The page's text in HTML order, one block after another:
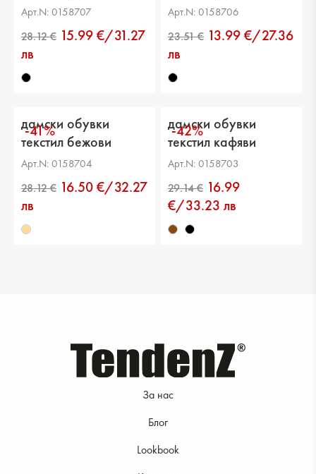
21.99 € 30.67 €
Арт.N: 0158707
15.99 €/31.27
лв
Арт.N: 0158706
13.99 €/27.36
лв
-41%
дамски обувки
текстил бежови
Арт.N: 0158704
16.50 €/32.27
лв
-42%
дамски обувки
текстил кафяви
Арт.N: 0158703
16.99
€/33.23 лв
За нас
Блог
Lookbook